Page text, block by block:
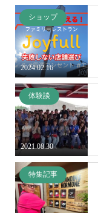
2024.02.16
ショップ
2021.08.30
体験談
特集記事